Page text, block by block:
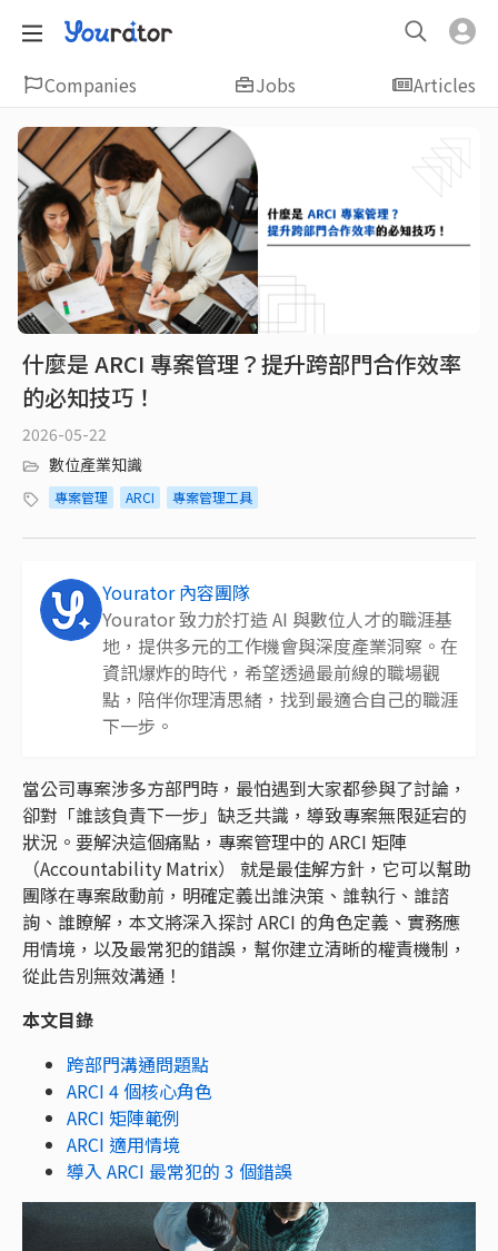
Companies Jobs Articles
什麼是 ARCI 專案管理？提升跨部門合作效率
的必知技巧！
2026-05-22
數位產業知識
專案管理 ARCI 專案管理工具
Yourator 內容團隊
Yourator 致力於打造 AI 與數位人才的職涯基
地，提供多元的工作機會與深度產業洞察。在
資訊爆炸的時代，希望透過最前線的職場觀
點，陪伴你理清思緒，找到最適合自己的職涯
下一步。
當公司專案涉多方部門時，最怕遇到大家都參與了討論，
卻對「誰該負責下一步」缺乏共識，導致專案無限延宕的
狀況。要解決這個痛點，專案管理中的 ARCI 矩陣
（Accountability Matrix） 就是最佳解方針，它可以幫助
團隊在專案啟動前，明確定義出誰決策、誰執行、誰諮
詢、誰瞭解，本文將深入探討 ARCI 的角色定義、實務應
用情境，以及最常犯的錯誤，幫你建立清晰的權責機制，
從此告別無效溝通！
本文目錄
跨部門溝通問題點
ARCI 4 個核心角色
ARCI 矩陣範例
ARCI 適用情境
導入 ARCI 最常犯的 3 個錯誤